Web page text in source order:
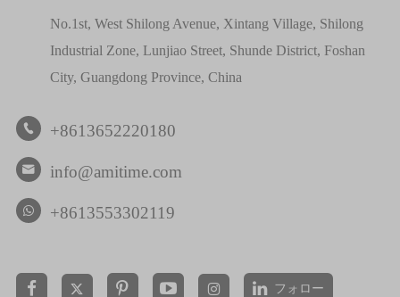
No.1st, West Shilong Avenue, Xintang Village, Shilong
Industrial Zone, Lunjiao Street, Shunde District, Foshan
City, Guangdong Province, China
 +8613652220180
 info@amitime.com
+8613553302119
  フォロー